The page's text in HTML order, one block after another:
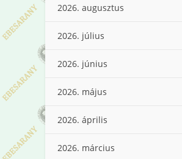
2026. augusztus
2026. július
2026. június
2026. május
2026. április
2026. március